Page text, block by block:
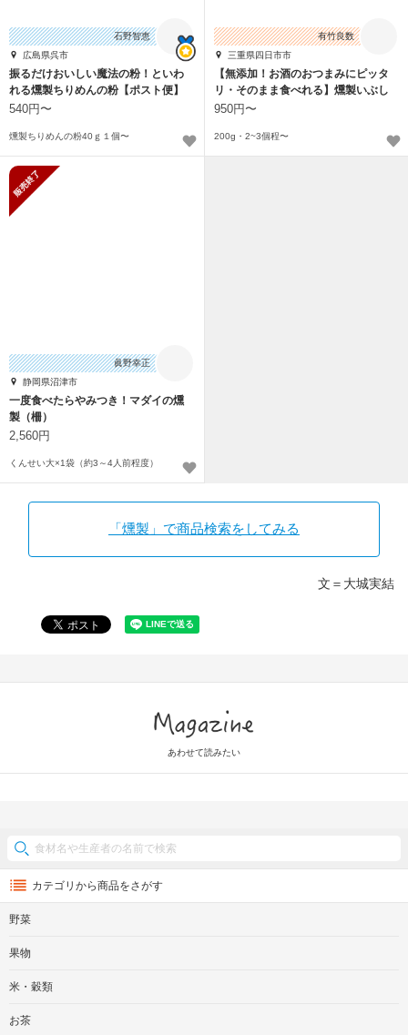
石野智恵
広島県呉市
振るだけおいしい魔法の粉！といわ
れる燻製ちりめんの粉【ポスト便】
原料はちりめん
540円〜
燻製ちりめんの粉40ｇ１個〜
有竹良数
三重県四日市市
【無添加！お酒のおつまみにピッタ
リ・そのまま食べれる】燻製いぶし
(ハム)
950円〜
200g・2~3個程〜
眞野幸正
静岡県沼津市
一度食べたらやみつき！マダイの燻
製（柵）
2,560円
くんせい大×1袋（約3～4人前程度）
「燻製」で商品検索をしてみる
文＝大城実結
あわせて読みたい
カテゴリから商品をさがす
野菜
果物
米・穀類
お茶